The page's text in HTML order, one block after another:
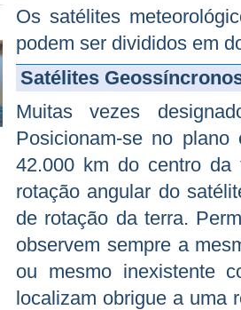
Os satélites
podem ser divididos em
Satélites
Muitas vezes
Posicionam-se no
42.000 km do centro da
rotação angular do
de rotação da terra.
observem sempre a
ou mesmo inexistente
localizam obrigue a uma